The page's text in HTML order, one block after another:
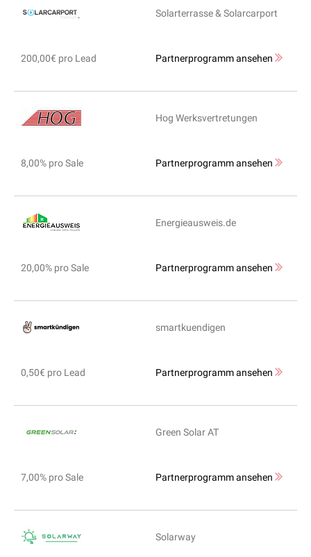
Solarterrasse & Solarcarport
200,00€ pro Lead Partnerprogramm ansehen
Hog Werksvertretungen
8,00% pro Sale Partnerprogramm ansehen
Energieausweis.de
20,00% pro Sale Partnerprogramm ansehen
smartkuendigen
0,50€ pro Lead Partnerprogramm ansehen
Green Solar AT
7,00% pro Sale Partnerprogramm ansehen
Solarway